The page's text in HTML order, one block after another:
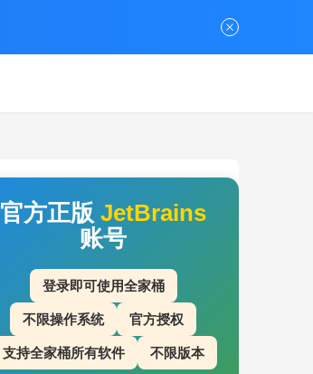
官方正版 JetBrains
账号
登录即可使用全家桶
不限操作系统 官方授权
支持全家桶所有软件 不限版本